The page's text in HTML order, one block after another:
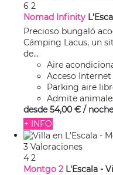
6 2
Nomad Infinity
Precioso bungaló
Cámping Lacus, un
de...
Aire
Acceso Internet
Parking aire
Admite
desde 54,00 € / noche
+ INFO
3 Valoraciones
4 2
Montgo 2 L'Escala -